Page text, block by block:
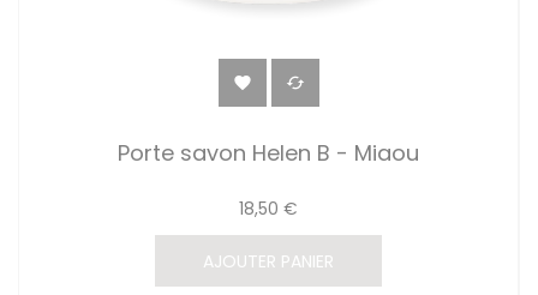
 
Porte savon Helen B - Miaou
18,50 €
AJOUTER PANIER